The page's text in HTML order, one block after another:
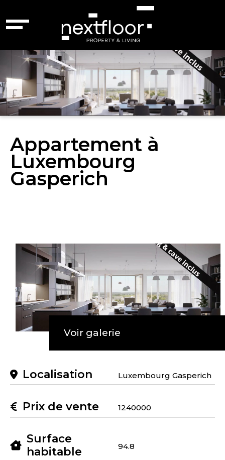
Appartement à
Luxembourg
Gasperich
Voir galerie
Localisation Luxembourg Gasperich
Prix de vente 1240000
Surface
habitable
94.8